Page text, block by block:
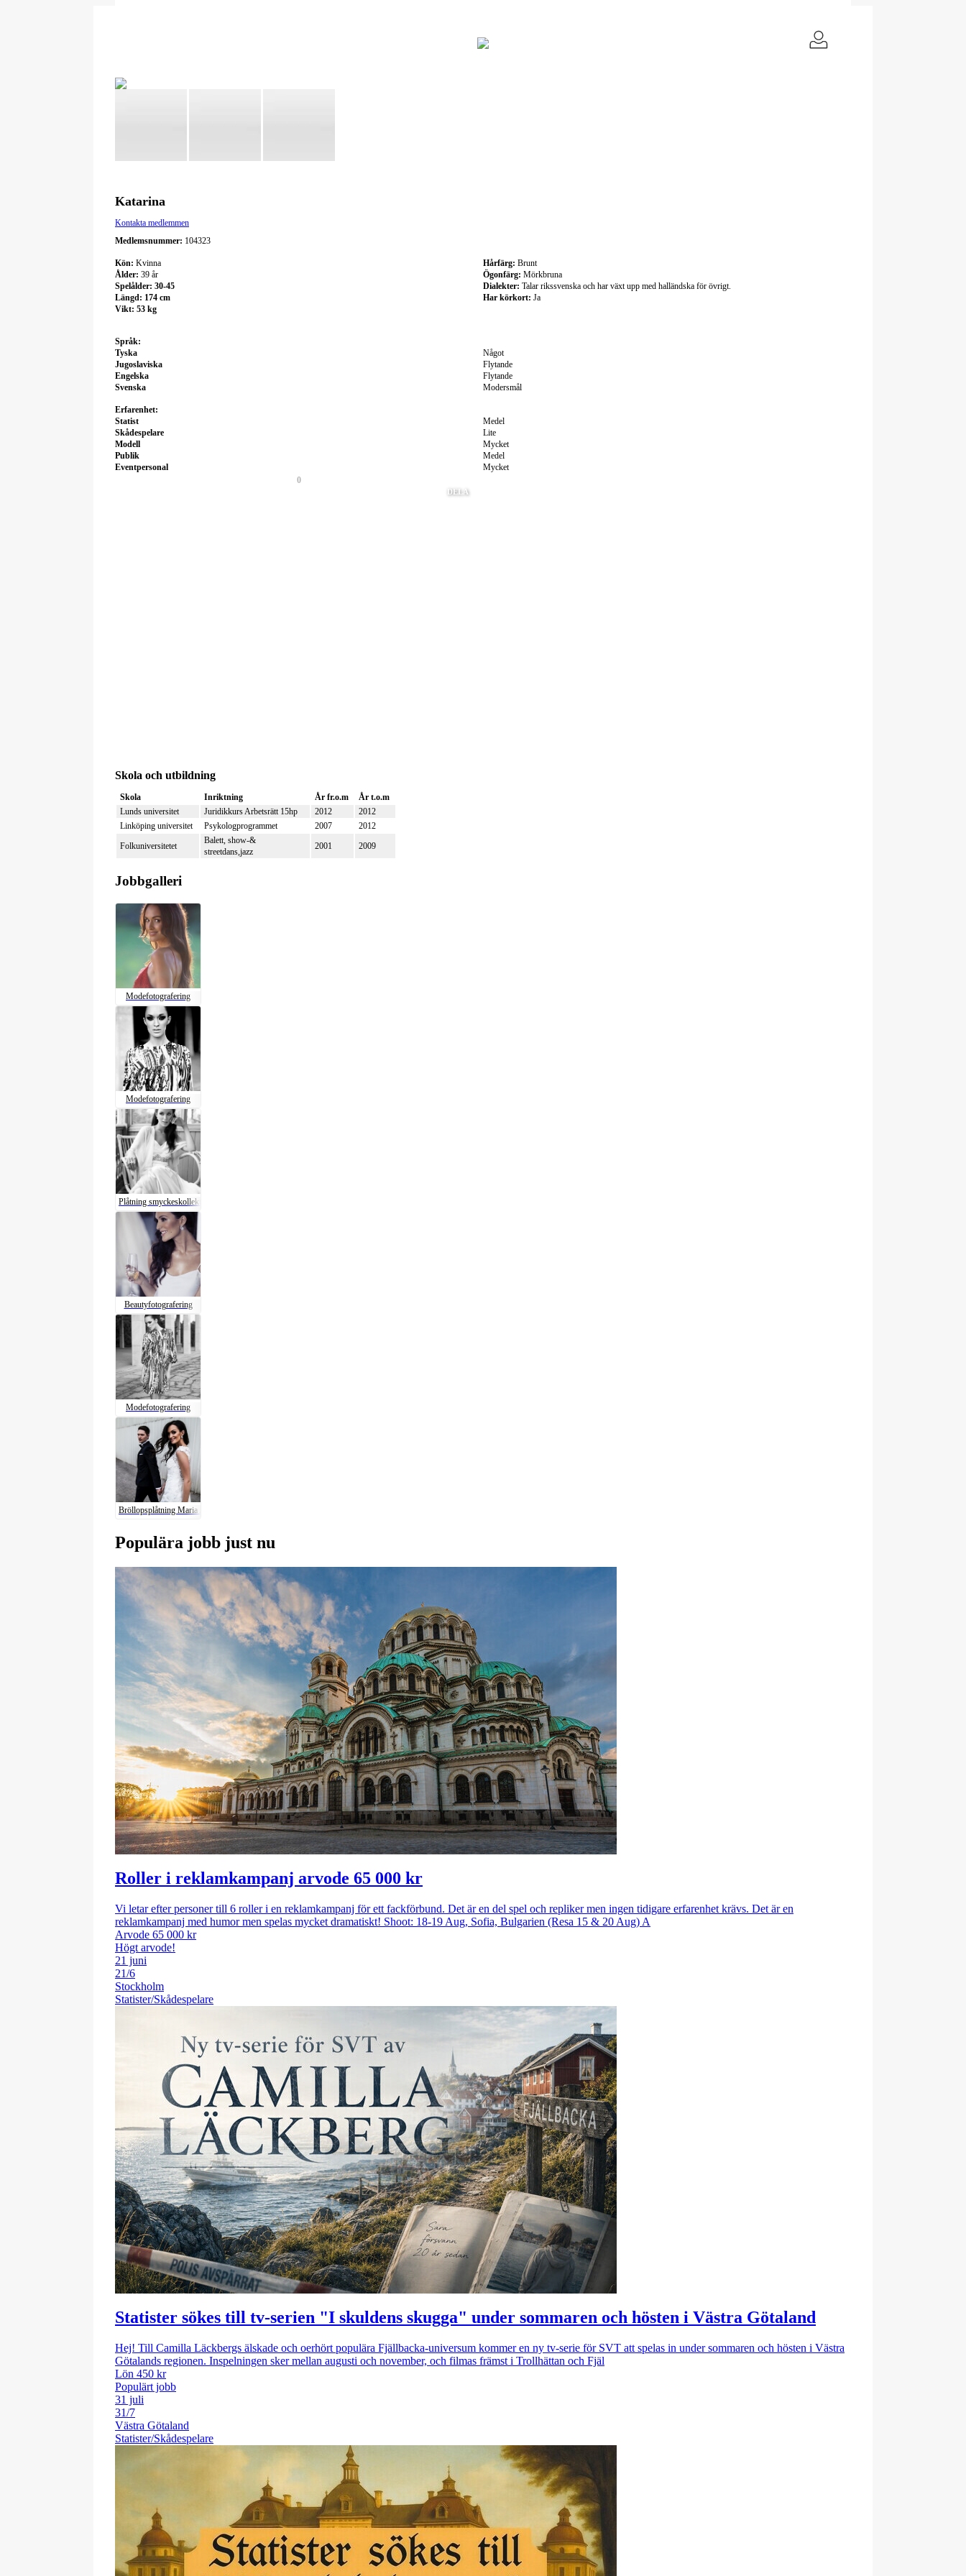
Katarina
Kontakta medlemmen
Medlemsnummer: 104323
Kön: Kvinna
Ålder: 39 år
Spelålder: 30-45
Längd: 174 cm
Vikt: 53 kg
Hårfärg: Brunt
Ögonfärg: Mörkbruna
Dialekter: Talar rikssvenska och har växt upp med halländska för övrigt.
Har körkort: Ja
Språk:
Tyska
Något
Jugoslaviska
Flytande
Engelska
Flytande
Svenska
Modersmål
Erfarenhet:
Statist
Medel
Skådespelare
Lite
Modell
Mycket
Publik
Medel
Eventpersonal
Mycket
DELA
0
Skola och utbildning
Skola Inriktning År fr.o.m
År t.o.m
Lunds universitet
Juridikkurs Arbetsrätt 15hp 2012
2012
Linköping universitet
Psykologprogrammet 2007
2012
Folkuniversitetet
Balett, show-&
streetdans,jazz
2001 2009
Jobbgalleri
Modefotografering
Modefotografering
Plåtning smyckeskollektio
Beautyfotografering
Modefotografering
Bröllopsplåtning Maria An
Populära jobb just nu
Roller i reklamkampanj arvode 65 000 kr
Vi letar efter personer till 6 roller i en reklamkampanj för ett fackförbund. Det är en del spel och repliker men ingen tidigare erfarenhet krävs. Det är en
reklamkampanj med humor men spelas mycket dramatiskt! Shoot: 18-19 Aug, Sofia, Bulgarien (Resa 15 & 20 Aug) A
Arvode 65 000 kr
Högt arvode!
21 juni
21/6
Stockholm
Statister/Skådespelare
Statister sökes till tv-serien "I skuldens skugga" under sommaren och hösten i Västra Götaland
Hej! Till Camilla Läckbergs älskade och oerhört populära Fjällbacka-universum kommer en ny tv-serie för SVT att spelas in under sommaren och hösten i Västra
Götalands regionen. Inspelningen sker mellan augusti och november, och filmas främst i Trollhättan och Fjäl
Lön 450 kr
Populärt jobb
31 juli
31/7
Västra Götaland
Statister/Skådespelare